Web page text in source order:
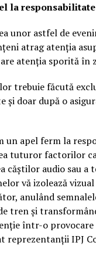
la responsabilitate
unor astfel de
atrag atenția
atenția sporită în
trebuie făcută
și doar după o
un apel ferm la
tuturor factorilor
căștilor audio sau a
vă izolează
anulând
tren și
într-o
reprezentanții IPJ